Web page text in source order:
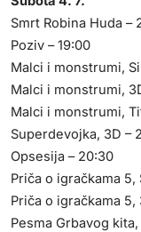
Smrt Robina Huda –
Poziv – 19:00
Malci i monstrumi,
Malci i monstrumi,
Malci i monstrumi,
Superdevojka, 3D –
Opsesija – 20:30
Priča o igračkama 5,
Priča o igračkama 5,
Pesma Grbavog kita,